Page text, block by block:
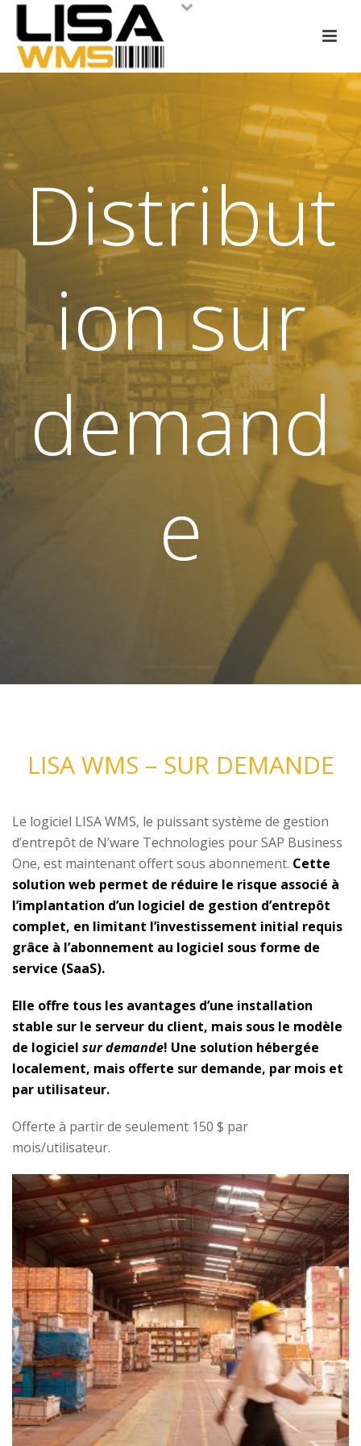
Distribut
ion sur
demand
e
LISA WMS – SUR DEMANDE
Le logiciel LISA WMS, le puissant système de gestion
d’entrepôt de N’ware Technologies pour SAP Business
One, est maintenant offert sous abonnement. Cette
solution web permet de réduire le risque associé à
l’implantation d’un logiciel de gestion d’entrepôt
complet, en limitant l’investissement initial requis
grâce à l’abonnement au logiciel sous forme de
service (SaaS).
Elle offre tous les avantages d’une installation
stable sur le serveur du client, mais sous le modèle
de logiciel sur demande! Une solution hébergée
localement, mais offerte sur demande, par mois et
par utilisateur.
Offerte à partir de seulement 150 $ par
mois/utilisateur.